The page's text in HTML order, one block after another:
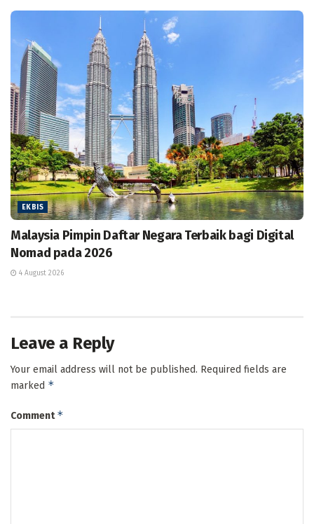
EKBIS
Malaysia Pimpin Daftar Negara Terbaik bagi Digital
Nomad pada 2026
4 August 2026
Leave a Reply
Your email address will not be published. Required fields are
marked *
Comment*